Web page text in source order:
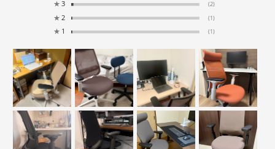
★ 3 (2)
★ 2 (1)
★ 1 (1)